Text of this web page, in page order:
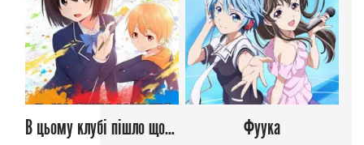
В цьому клубі пішло щось не так! Фуука